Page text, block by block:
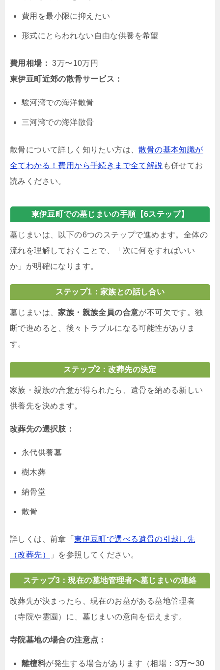
費用を最小限に抑えたい
形式にとらわれない自由な供養を希望
費用相場： 3万〜10万円
東伊豆町近郊の散骨サービス：
駿河湾での海洋散骨
三河湾での海洋散骨
散骨について詳しく知りたい方は、散骨の基本知識が
全てわかる！費用から手続きまで全て解説 も併せてお
読みください。
東伊豆町での墓じまいの手順【6ステップ】
墓じまいは、以下の6つのステップで進めます。全体の
流れを理解しておくことで、「次に何をすればいい
か」が明確になります。
ステップ1：家族との話し合い
墓じまいは、 家族・親族全員の合意が不可欠です。独
断で進めると、後々トラブルになる可能性がありま
す。
ステップ2：改葬先の決定
家族・親族の合意が得られたら、遺骨を納める新しい
供養先を決めます。
改葬先の選択肢：
永代供養墓
樹木葬
納骨堂
散骨
詳しくは、前章「東伊豆町で選べる遺骨の引越し先
（改葬先）
」を参照してください。
ステップ3：現在の墓地管理者へ墓じまいの連絡
改葬先が決まったら、現在のお墓がある墓地管理者
（寺院や霊園）に、墓じまいの意向を伝えます。
寺院墓地の場合の注意点：
離檀料が発生する場合があります（相場：3万〜30